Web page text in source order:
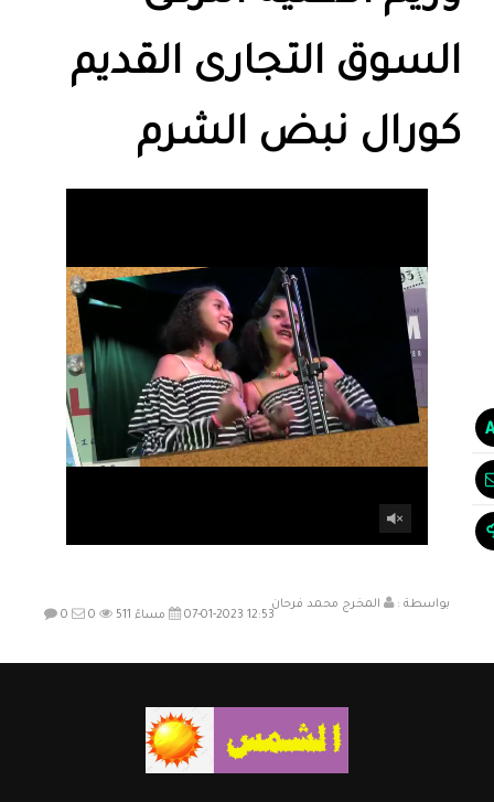
السوق التجارى القديم
كورال نبض الشرم
بواسطة :
المخرج محمد فرحان
07-01-2023 12:53 مساءً
0 0 511